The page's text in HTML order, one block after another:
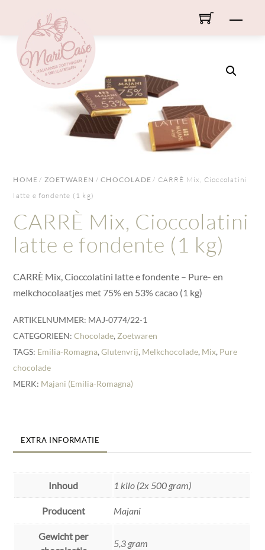
content
HOME / ZOETWAREN /CHOCOLADE / CARRÈ Mix, Cioccolatini
latte e fondente (1 kg)
CARRÈ Mix, Cioccolatini
latte e fondente (1 kg)
CARRÈ Mix, Cioccolatini latte e fondente – Pure- en
melkchocolaatjes met 75% en 53% cacao (1 kg)
ARTIKELNUMMER: MAJ-0774/22-1
CATEGORIEËN:Chocolade, Zoetwaren
TAGS: Emilia-Romagna,Glutenvrij, Melkchocolade, Mix, Pure
chocolade
MERK: Majani (Emilia-Romagna)
EXTRA INFORMATIE
Inhoud 1 kilo (2x 500 gram)
Producent Majani
Gewicht per
5,3 gram